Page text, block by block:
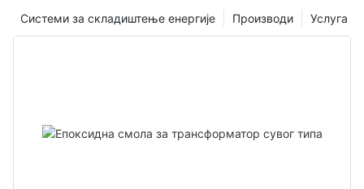
Услуга
Производи
Системи за складиштење енергије